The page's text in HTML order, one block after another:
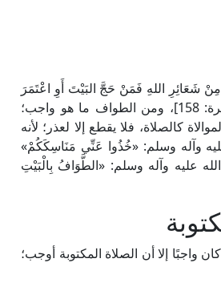
شَعَائِرِ اللهِ فَمَنْ حَجَّ البَيْتَ أَوِ اعْتَمَرَ
فَلَا جُنَاحَ عَلَيْهِ أَنْ يَطَّوَّفَ بِهِمَا وَمَنْ تَطَوَّعَ خَيْرًا فَإِنَّ اللهَ شَاكِرٌ عَلِيمٌ﴾ [البقرة: 158]، ومن الطواف ما هو واجب؛
كالصلاة، فلا يقطع إلا لعذر؛ لأنه
وآله وسلم: «خُذُوا عَنِّي مَنَاسِكَكُمْ»
عليه وآله وسلم: «الطَّوَافُ بِالْبَيْتِ
واجبًا إلا أن الصلاة المكتوبة أوجب؛